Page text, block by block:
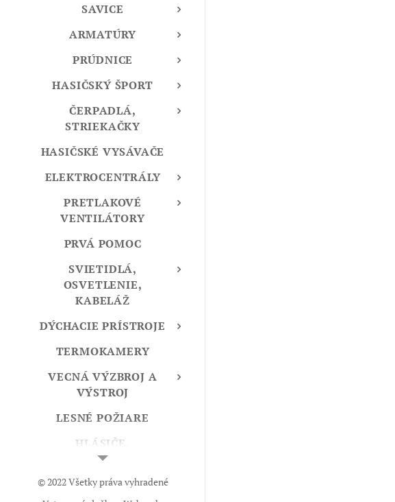
SAVICE
ARMATÚRY
PRÚDNICE
HASIČSKÝ ŠPORT
ČERPADLÁ,
STRIEKAČKY
HASIČSKÉ VYSÁVAČE
ELEKTROCENTRÁLY
PRETLAKOVÉ
VENTILÁTORY
PRVÁ POMOC
SVIETIDLÁ,
OSVETLENIE,
KABELÁŽ
DÝCHACIE PRÍSTROJE
TERMOKAMERY
VECNÁ VÝZBROJ A
VÝSTROJ
LESNÉ POŽIARE
HLÁSIČE,
DETEKTORY
HASIVÁ A SORBENTY
© 2022 Všetky práva vyhradené